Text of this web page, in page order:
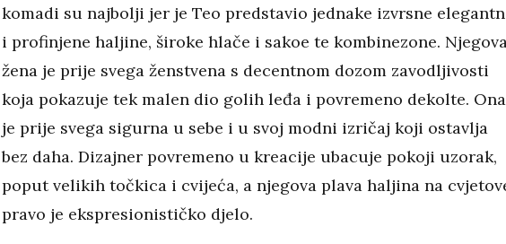
komadi su najbolji jer je Teo predstavio jednake izvrsne
i profinjene haljine, široke hlače i sakoe te kombinezone. Njegova
žena je prije svega ženstvena s decentnom dozom zavodljivosti
koja pokazuje tek malen dio golih leđa i povremeno dekolte. Ona
je prije svega sigurna u sebe i u svoj modni izričaj koji ostavlja
bez daha. Dizajner povremeno u kreacije ubacuje pokoji uzorak,
poput velikih točkica i cvijeća, a njegova plava haljina na
pravo je ekspresionističko djelo.